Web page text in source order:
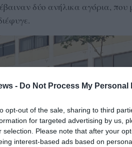
- Do Not Process My Personal
opt-out of the sale, sharing to third
for targeted advertising by us,
selection. Please note that after your
interest-based ads based on
δύο ανήλικα αγόρια, που